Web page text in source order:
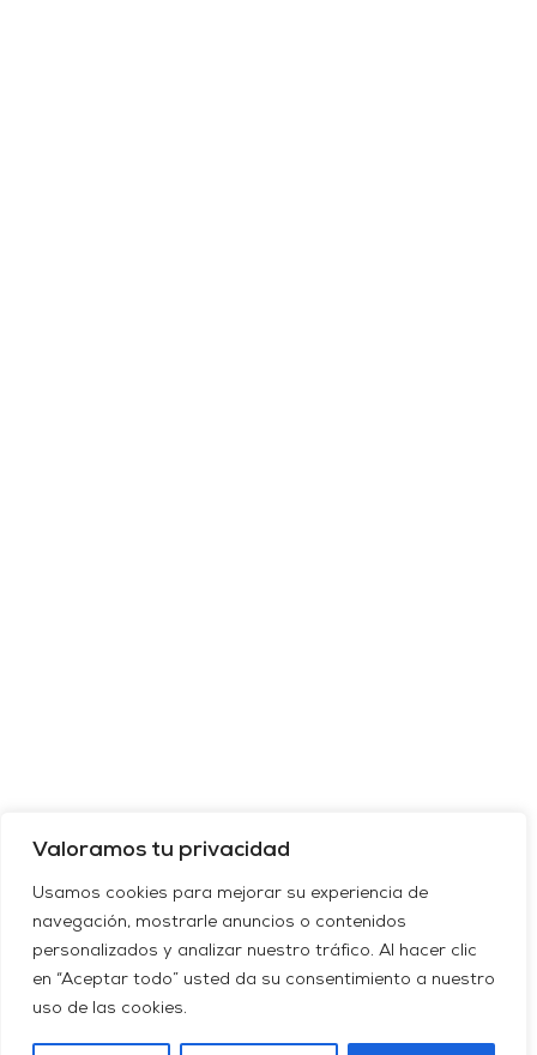
Valoramos tu privacidad
Usamos cookies para mejorar su experiencia de
navegación, mostrarle anuncios o contenidos
personalizados y analizar nuestro tráfico. Al hacer clic
en “Aceptar todo” usted da su consentimiento a nuestro
uso de las cookies.